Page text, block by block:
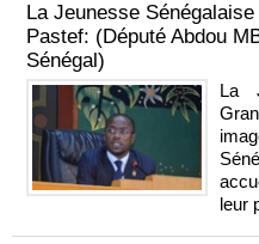
La Jeunesse
Pastef: (Député Abdou
Sénégal)
La
leur